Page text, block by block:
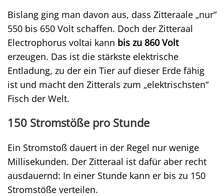
Bislang ging man davon aus, dass Zitteraale „nur“
550 bis 650 Volt schaffen. Doch der Zitteraal
Electrophorus voltai kann bis zu 860 Volt
erzeugen. Das ist die stärkste elektrische
Entladung, zu der ein Tier auf dieser Erde fähig
ist und macht den Zitterals zum „elektrischsten“
Fisch der Welt.
150 Stromstöße pro Stunde
Ein Stromstoß dauert in der Regel nur wenige
Millisekunden. Der Zitteraal ist dafür aber recht
ausdauernd: In einer Stunde kann er bis zu 150
Stromstöße verteilen.